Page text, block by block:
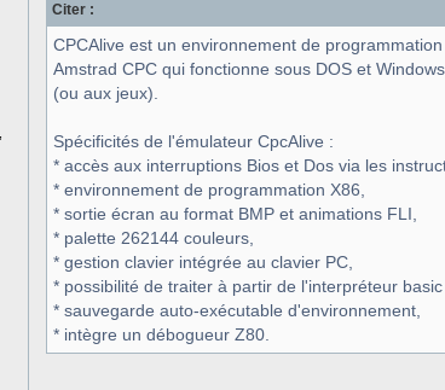
Citer :
CPCAlive est un environnement de
Amstrad CPC qui fonctionne sous DOS et
(ou aux jeux).
Spécificités de l'émulateur CpcAlive :
* accès aux interruptions Bios et Dos via les
* environnement de programmation X86,
* sortie écran au format BMP et animations FLI,
* palette 262144 couleurs,
* gestion clavier intégrée au clavier PC,
* possibilité de traiter à partir de l'interpréteur
* sauvegarde auto-exécutable d'environnement,
* intègre un débogueur Z80.